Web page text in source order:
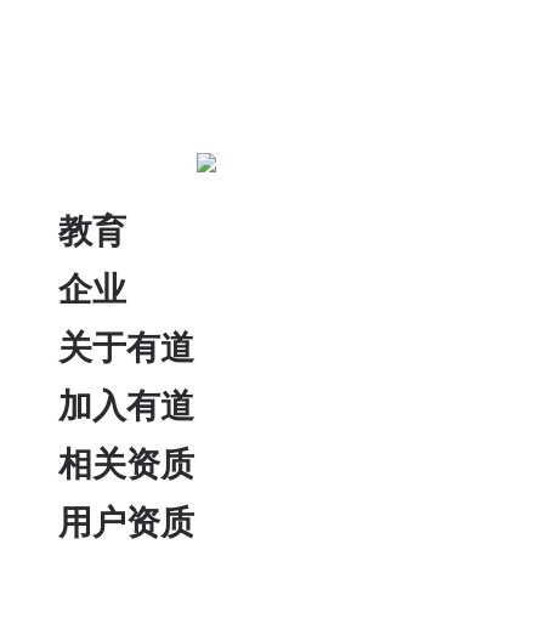
教育
企业
关于有道
加入有道
相关资质
用户资质